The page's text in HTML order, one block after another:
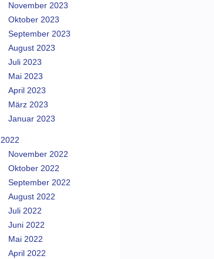
November 2023
Oktober 2023
September 2023
August 2023
Juli 2023
Mai 2023
April 2023
März 2023
Januar 2023
2022
November 2022
Oktober 2022
September 2022
August 2022
Juli 2022
Juni 2022
Mai 2022
April 2022